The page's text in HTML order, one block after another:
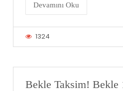
Devamını Oku
1324
Bekle Taksim! Bekle